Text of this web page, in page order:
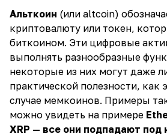
Альткоин (или altcoin)
криптовалюту или токен,
биткоином. Эти цифровые
выполнять разнообразные
некоторые из них могут даже
практической полезности, как
случае мемкоинов. Примеры
можно увидеть на примере
XRP — все они подпадают под